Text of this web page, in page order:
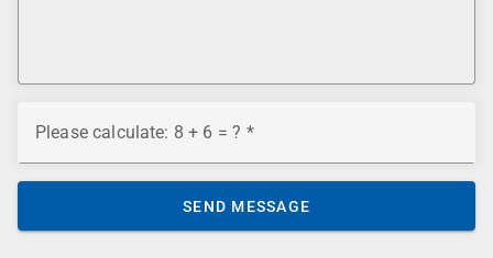
Please calculate: 8 + 6 = ?
SEND MESSAGE